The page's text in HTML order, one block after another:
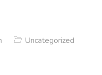
Uncategorized